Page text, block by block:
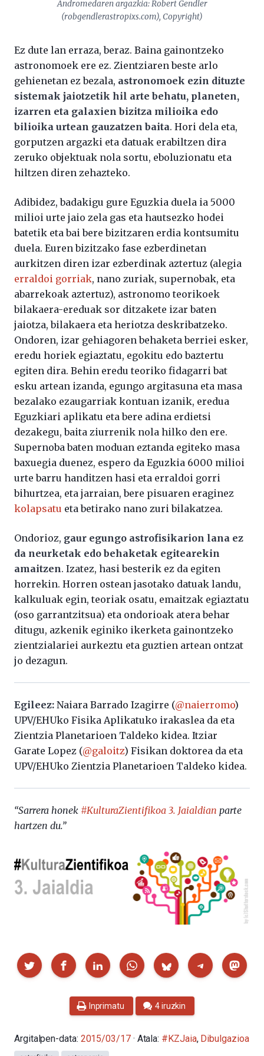
Andromedaren argazkia: Robert Gendler
(robgendlerastropixs.com), Copyright)
Ez dute lan erraza, beraz. Baina gainontzeko
astronomoek ere ez. Zientziaren beste arlo
gehienetan ez bezala, astronomoek ezin dituzte
sistemak jaiotzetik hil arte behatu, planeten,
izarren eta galaxien bizitza milioika edo
bilioika urtean gauzatzen baita. Hori dela eta,
gorputzen argazki eta datuak erabiltzen dira
zeruko objektuak nola sortu, eboluzionatu eta
hiltzen diren zehazteko.
Adibidez, badakigu gure Eguzkia duela ia 5000
milioi urte jaio zela gas eta hautsezko hodei
batetik eta bai bere bizitzaren erdia kontsumitu
duela. Euren bizitzako fase ezberdinetan
aurkitzen diren izar ezberdinak aztertuz (alegia
erraldoi gorriak, nano zuriak, supernobak, eta
abarrekoak aztertuz), astronomo teorikoek
bilakaera-ereduak sor ditzakete izar baten
jaiotza, bilakaera eta heriotza deskribatzeko.
Ondoren, izar gehiagoren behaketa berriei esker,
eredu horiek egiaztatu, egokitu edo baztertu
egiten dira. Behin eredu teoriko fidagarri bat
esku artean izanda, egungo argitasuna eta masa
bezalako ezaugarriak kontuan izanik, eredua
Eguzkiari aplikatu eta bere adina erdietsi
dezakegu, baita ziurrenik nola hilko den ere.
Supernoba baten moduan eztanda egiteko masa
baxuegia duenez, espero da Eguzkia 6000 milioi
urte barru handitzen hasi eta erraldoi gorri
bihurtzea, eta jarraian, bere pisuaren eraginez
kolapsatu eta betirako nano zuri bilakatzea.
Ondorioz, gaur egungo astrofisikarion lana ez
da neurketak edo behaketak egitearekin
amaitzen. Izatez, hasi besterik ez da egiten
horrekin. Horren ostean jasotako datuak landu,
kalkuluak egin, teoriak osatu, emaitzak egiaztatu
(oso garrantzitsua) eta ondorioak atera behar
ditugu, azkenik eginiko ikerketa gainontzeko
zientzialariei aurkeztu eta guztien artean ontzat
jo dezagun.
Egileez: Naiara Barrado Izagirre (@naierromo)
UPV/EHUko Fisika Aplikatuko irakaslea da eta
Zientzia Planetarioen Taldeko kidea. Itziar
Garate Lopez (@galoitz) Fisikan doktorea da eta
UPV/EHUko Zientzia Planetarioen Taldeko kidea.
“Sarrera honek #KulturaZientifikoa 3. Jaialdian parte
hartzen du.”
Partekatu
Inprimatu 4 iruzkin
Argitalpen-data: 2015/03/17 · Atala: #KZJaia, Dibulgazioa